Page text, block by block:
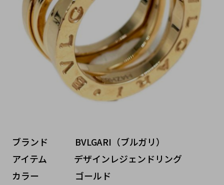
ブランド   BVLGARI（ブルガリ）
アイテム   デザインレジェンドリング
カラー    ゴールド